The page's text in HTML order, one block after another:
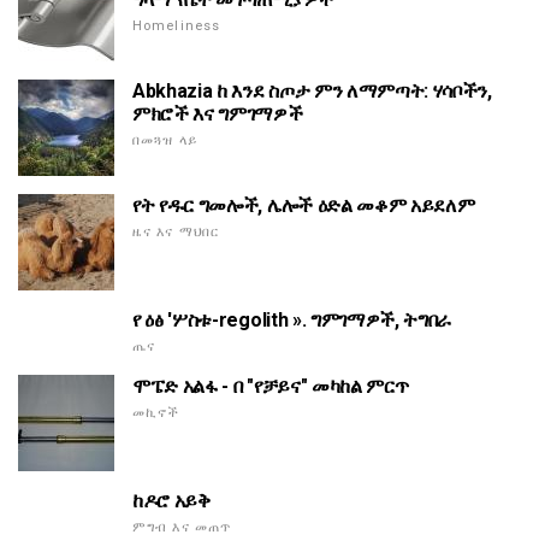
Homeliness
Abkhazia ከ እንደ ስጦታ ምን ለማምጣት: ሃሳቦችን,
ምክሮች እና ግምገማዎች
በመጓዝ ላይ
የት የዱር ግመሎች, ሌሎች ዕድል መቆም አይደለም
ዜና እና ማህበር
የ ዕፅ 'ሦስቱ-regolith ». ግምገማዎች, ትግበራ
ጤና
ሞፔድ አልፋ - በ "የቻይና" መካከል ምርጥ
መኪኖች
ከዶሮ አይቅ
ምግብ እና መጠጥ